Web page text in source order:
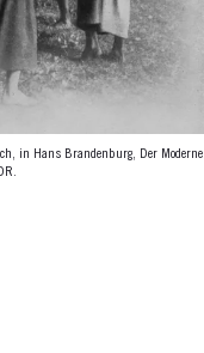
in Hans Brandenburg, Der Moderne